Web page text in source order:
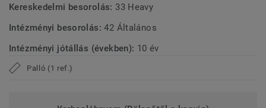
Kereskedelmi besorolás: 33 Heavy
Intézményi besorolás:42 Általános
Intézményi jótállás (években): 10 év
Palló (1 ref.)